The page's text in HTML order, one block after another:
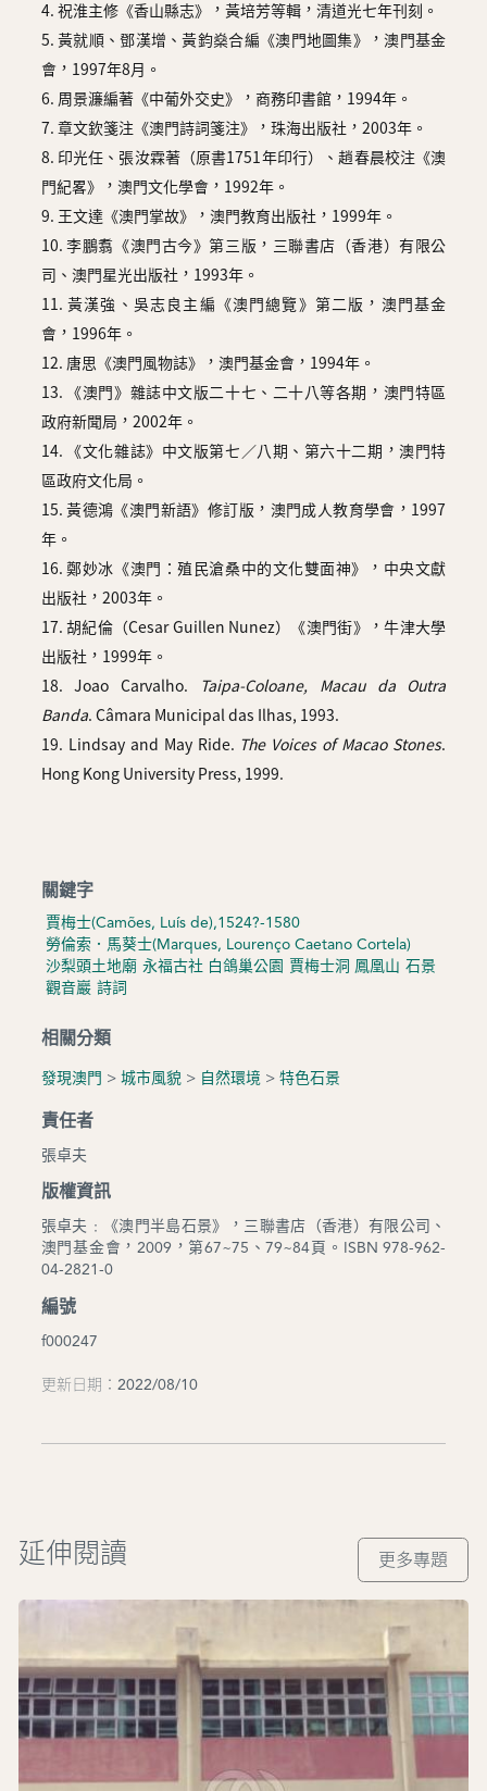
4. 祝淮主修《香山縣志》，黃培芳等輯，清道光七年刊刻。
5. 黃就順、鄧漢增、黃鈞燊合編《澳門地圖集》，澳門基金
會，1997年8月。
6. 周景濂編著《中葡外交史》，商務印書館，1994年。
7. 章文欽箋注《澳門詩詞箋注》，珠海出版社，2003年。
8. 印光任、張汝霖著（原書1751年印行）、趙春晨校注《澳
門紀畧》，澳門文化學會，1992年。
9. 王文達《澳門掌故》，澳門教育出版社，1999年。
10. 李鵬翥《澳門古今》第三版，三聯書店（香港）有限公
司、澳門星光出版社，1993年。
11. 黃漢強、吳志良主編《澳門總覽》第二版，澳門基金
會，1996年。
12. 唐思《澳門風物誌》，澳門基金會，1994年。
13. 《澳門》雜誌中文版二十七、二十八等各期，澳門特區
政府新聞局，2002年。
14. 《文化雜誌》中文版第七／八期、第六十二期，澳門特
區政府文化局。
15. 黃德鴻《澳門新語》修訂版，澳門成人教育學會，1997
年。
16. 鄭妙冰《澳門：殖民滄桑中的文化雙面神》，中央文獻
出版社，2003年。
17. 胡紀倫（Cesar Guillen Nunez）《澳門街》，牛津大學
出版社，1999年。
18. Joao Carvalho.
Taipa-Coloane, Macau da Outra
Banda. Câmara Municipal das Ilhas, 1993.
19. Lindsay and May Ride. The Voices of Macao Stones.
Hong Kong University Press, 1999.
關鍵字
賈梅士(Camões, Luís de),1524?-1580
勞倫索．馬葵士(Marques, Lourenço Caetano Cortela)
沙梨頭土地廟 永福古社 白鴿巢公園 賈梅士洞 鳳凰山 石景
觀音巖 詩詞
相關分類
發現澳門 > 城市風貌> 自然環境 > 特色石景
責任者
張卓夫
版權資訊
張卓夫﹕《澳門半島石景》，三聯書店（香港）有限公司、
澳門基金會，2009，第67~75、79~84頁。ISBN 978-962-
04-2821-0
編號
f000247
更新日期：2022/08/10
延伸閱讀 更多專題